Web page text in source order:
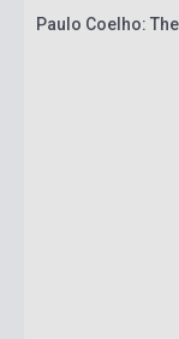
Paulo Coelho: